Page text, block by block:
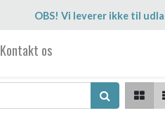
OBS! Vi leverer ikke til
Kontakt os